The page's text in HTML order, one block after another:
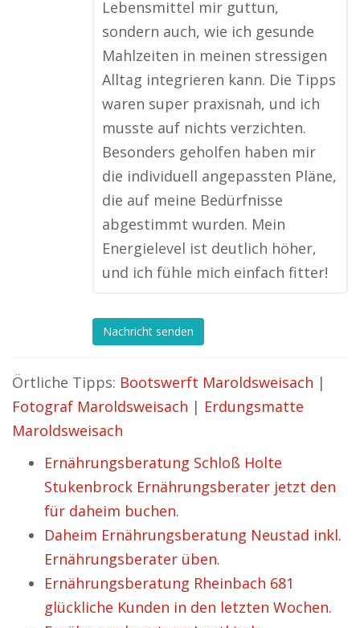
Lebensmittel mir guttun,
sondern auch, wie ich gesunde
Mahlzeiten in meinen stressigen
Alltag integrieren kann. Die Tipps
waren super praxisnah, und ich
musste auf nichts verzichten.
Besonders geholfen haben mir
die individuell angepassten Pläne,
die auf meine Bedürfnisse
abgestimmt wurden. Mein
Energielevel ist deutlich höher,
und ich fühle mich einfach fitter!
Nachricht senden
Örtliche Tipps: Bootswerft Maroldsweisach |
Fotograf Maroldsweisach | Erdungsmatte
Maroldsweisach
Ernährungsberatung Schloß Holte
Stukenbrock Ernährungsberater jetzt den
für daheim buchen.
Daheim Ernährungsberatung Neustad inkl.
Ernährungsberater üben.
Ernährungsberatung Rheinbach 681
glückliche Kunden in den letzten Wochen.